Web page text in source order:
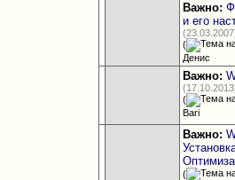
Важно:
и его
(
Денис
Важно:
(
Bari
Важно:
(